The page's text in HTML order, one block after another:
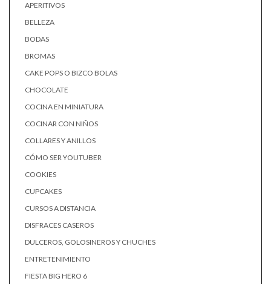
APERITIVOS
BELLEZA
BODAS
BROMAS
CAKE POPS O BIZCO BOLAS
CHOCOLATE
COCINA EN MINIATURA
COCINAR CON NIÑOS
COLLARES Y ANILLOS
CÓMO SER YOUTUBER
COOKIES
CUPCAKES
CURSOS A DISTANCIA
DISFRACES CASEROS
DULCEROS, GOLOSINEROS Y CHUCHES
ENTRETENIMIENTO
FIESTA BIG HERO 6